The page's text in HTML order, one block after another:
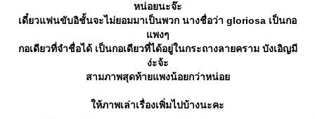
หน่อยนะจ๊ะ
เดี๋ยวแฟนขับอิชั้นจะไม่ยอมมาเป็นพวก นางชื่อว่า gloriosa เป็นกอ
พงๆ
กอเดียวที่จำชื่อได้ เป็นกอเดียวที่ได้อยู่ในกระถางลายคราม บังเอิญมี
ง่ะจ้ะ
สามภาพสุดท้ายแพงน้อยกว่าหน่อ
ห้ภาพเล่าเรื่องเพิ่มไปบ้างนะคะ